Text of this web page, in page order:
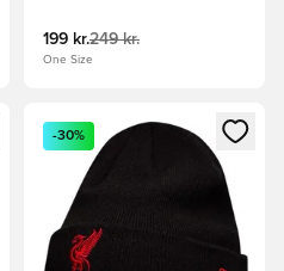
199 kr.249 kr.
One Size
ind eller tilmelde dig som
Åbner en Modal til at logge
-30%